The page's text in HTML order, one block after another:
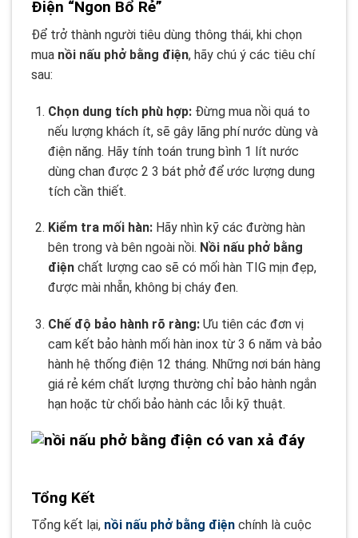
Điện “Ngon Bổ Rẻ”
Để trở thành người tiêu dùng thông thái, khi chọn
mua nồi nấu phở bằng điện, hãy chú ý các tiêu chí
sau:
Chọn dung tích phù hợp:Đừng mua nồi quá to
nếu lượng khách ít, sẽ gây lãng phí nước dùng và
điện năng. Hãy tính toán trung bình 1 lít nước
dùng chan được 2 3 bát phở để ước lượng dung
tích cần thiết.
Kiểm tra mối hàn:Hãy nhìn kỹ các đường hàn
bên trong và bên ngoài nồi. Nồi nấu phở bằng
điệnchất lượng cao sẽ có mối hàn TIG mịn đẹp,
được mài nhẵn, không bị cháy đen.
Chế độ bảo hành rõ ràng:Ưu tiên các đơn vị
cam kết bảo hành mối hàn inox từ 3 6 năm và bảo
hành hệ thống điện 12 tháng. Những nơi bán hàng
giá rẻ kém chất lượng thường chỉ bảo hành ngắn
hạn hoặc từ chối bảo hành các lỗi kỹ thuật.
Tổng Kết
Tổng kết lại, nồi nấu phở bằng điện chính là cuộc